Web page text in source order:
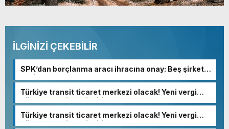
İLGİNİZİ ÇEKEBİLİR
SPK’dan borçlanma aracı ihracına onay: Beş şirkete
yeşil ışık
Türkiye transit ticaret merkezi olacak! Yeni vergi
düzenlemesindeki kritik detay…
Türkiye transit ticaret merkezi olacak! Yeni vergi
düzenlemesindeki kritik detay…